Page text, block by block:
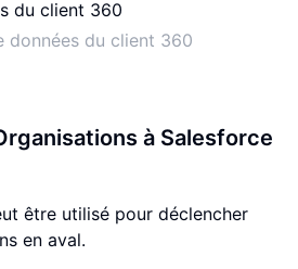
données du client 360
à Salesforce
être utilisé pour déclencher
en aval.